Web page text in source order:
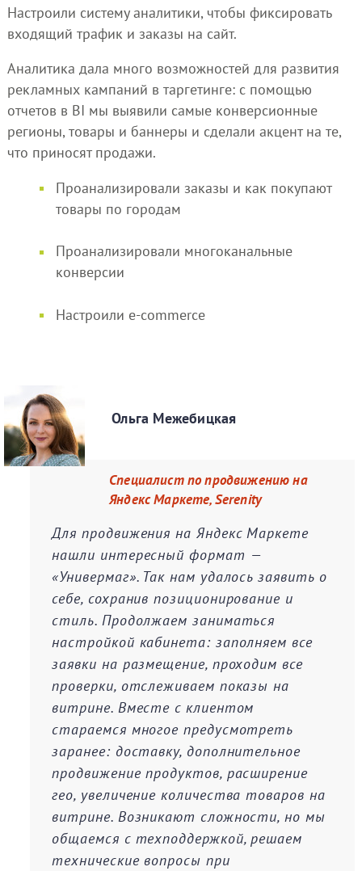
Настроили систему аналитики, чтобы фиксировать
входящий трафик и заказы на сайт.
Аналитика дала много возможностей для развития
рекламных кампаний в таргетинге: с помощью
отчетов в BI мы выявили самые конверсионные
регионы, товары и баннеры и сделали акцент на те,
что приносят продажи.
Проанализировали заказы и как покупают
товары по городам
Проанализировали многоканальные
конверсии
Настроили e-commerce
Ольга Межебицкая
Специалист по продвижению на
Яндекс Маркете, Serenity
Для продвижения на Яндекс Маркете
нашли интересный формат —
«Универмаг». Так нам удалось заявить о
себе, сохранив позиционирование и
стиль. Продолжаем заниматься
настройкой кабинета: заполняем все
заявки на размещение, проходим все
проверки, отслеживаем показы на
витрине. Вместе с клиентом
стараемся многое предусмотреть
заранее: доставку, дополнительное
продвижение продуктов, расширение
гео, увеличение количества товаров на
витрине. Возникают сложности, но мы
общаемся с техподдержкой, решаем
технические вопросы при